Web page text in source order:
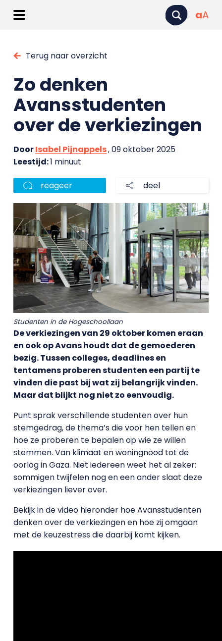
aA
Terug naar overzicht
Zo denken
Avansstudenten
over de verkiezingen
DoorIsabel Pijnappels, 09 oktober 2025
Leestijd:1 minuut
reageer deel
Studenten in de Hogeschoollaan
De verkiezingen van 29 oktober komen eraan
en ook op Avans houdt dat de gemoederen
bezig. Tussen colleges, deadlines en
tentamens proberen studenten een partij te
vinden die past bij wat zij belangrijk vinden.
Maar dat blijkt nog niet zo eenvoudig.
Punt sprak verschillende studenten over hun
stemgedrag, de thema’s die voor hen tellen en
hoe ze proberen te bepalen op wie ze willen
stemmen. Van klimaat en woningnood tot de
oorlog in Gaza. Niet iedereen weet het al zeker:
sommigen twijfelen nog en een ander slaat deze
verkiezingen liever over.
Bekijk in de video hieronder hoe Avansstudenten
denken over de verkiezingen en hoe zij omgaan
met de keuzestress die daarbij komt kijken.